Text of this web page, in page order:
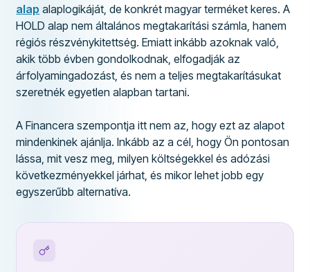
alap alaplogikáját, de konkrét magyar terméket keres. A
HOLD alap nem általános megtakarítási számla, hanem
régiós részvénykitettség. Emiatt inkább azoknak való,
akik több évben gondolkodnak, elfogadják az
árfolyamingadozást, és nem a teljes megtakarításukat
szeretnék egyetlen alapban tartani.
A Financera szempontja itt nem az, hogy ezt az alapot
mindenkinek ajánlja. Inkább az a cél, hogy Ön pontosan
lássa, mit vesz meg, milyen költségekkel és adózási
következményekkel járhat, és mikor lehet jobb egy
egyszerűbb alternatíva.